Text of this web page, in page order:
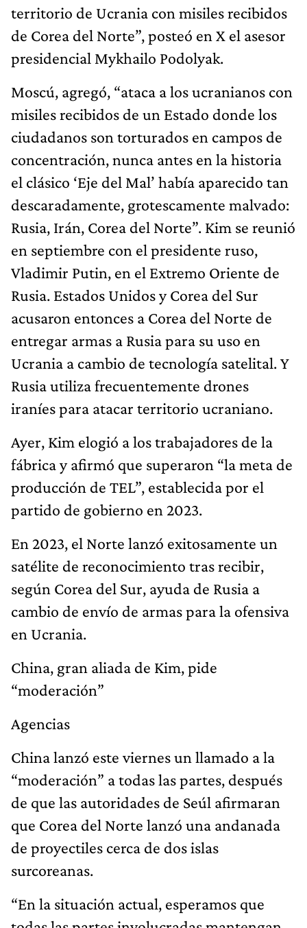
territorio de Ucrania con misiles recibidos
de Corea del Norte”, posteó en X el asesor
presidencial Mykhailo Podolyak.
Moscú, agregó, “ataca a los ucranianos con
misiles recibidos de un Estado donde los
ciudadanos son torturados en campos de
concentración, nunca antes en la historia
el clásico ‘Eje del Mal’ había aparecido tan
descaradamente, grotescamente malvado:
Rusia, Irán, Corea del Norte”. Kim se reunió
en septiembre con el presidente ruso,
Vladimir Putin, en el Extremo Oriente de
Rusia. Estados Unidos y Corea del Sur
acusaron entonces a Corea del Norte de
entregar armas a Rusia para su uso en
Ucrania a cambio de tecnología satelital. Y
Rusia utiliza frecuentemente drones
iraníes para atacar territorio ucraniano.
Ayer, Kim elogió a los trabajadores de la
fábrica y afirmó que superaron “la meta de
producción de TEL”, establecida por el
partido de gobierno en 2023.
En 2023, el Norte lanzó exitosamente un
satélite de reconocimiento tras recibir,
según Corea del Sur, ayuda de Rusia a
cambio de envío de armas para la ofensiva
en Ucrania.
China, gran aliada de Kim, pide
“moderación”
Agencias
China lanzó este viernes un llamado a la
“moderación” a todas las partes, después
de que las autoridades de Seúl afirmaran
que Corea del Norte lanzó una andanada
de proyectiles cerca de dos islas
surcoreanas.
“En la situación actual, esperamos que